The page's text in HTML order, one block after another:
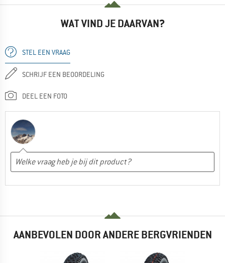
WAT VIND JE DAARVAN?
STEL EEN VRAAG
SCHRIJF EEN BEOORDELING
DEEL EEN FOTO
AANBEVOLEN DOOR ANDERE BERGVRIENDEN